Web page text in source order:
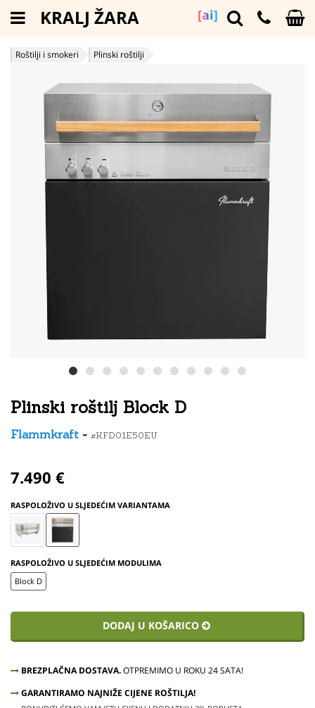
[ai]
KRALJ ŽARA
Roštilji i smokeri Plinski roštilji
Plinski roštilj Block D
Flammkraft - #KFD01E50EU
7.490 €
RASPOLOŽIVO U SLJEDEĆIM VARIANTAMA
RASPOLOŽIVO U SLJEDEĆIM MODULIMA
Block D
DODAJ U KOŠARICO
BREZPLAČNA DOSTAVA.OTPREMIMO U ROKU 24 SATA!
GARANTIRAMO NAJNIŽE CIJENE ROŠTILJA!